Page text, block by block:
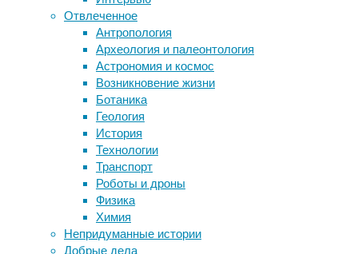
Отвлеченное
Антропология
Археология и палеонтология
Астрономия и космос
Возникновение жизни
Ботаника
Геология
История
Технологии
Транспорт
Роботы и дроны
Физика
Химия
Непридуманные истории
Добрые дела
ритмично
в
мю-
диапазоне
(10
Герц):
подготовительные
эксперименты
показали,
что
стимуляция
запястья
мю-
диапазоне
Метки
ДНК бактерии биология
биотехнология вирусы
генетика дети
здоровье
инструменты и методы
исследования
лекарства медицина
мозг наука
нейробиология